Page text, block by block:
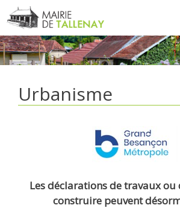
Aller
au
contenu
Urbanisme
Les déclarations de travaux ou
construire peuvent